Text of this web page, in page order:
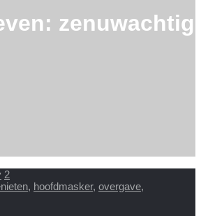
zenuwachtig
2
, hoofdmasker, overgave,